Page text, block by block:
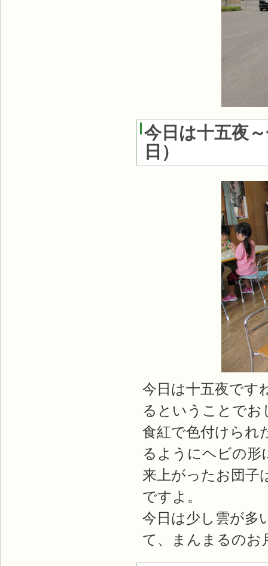
今日は十五夜
日 ）
今日は十五夜です
るということで
食紅で色付けられ
るようにヘビの形
来上がったお団子
ですよ。
今日は少し雲が多
て、まんまるのお